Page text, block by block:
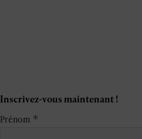
Inscrivez-vous maintenant !
Prénom *